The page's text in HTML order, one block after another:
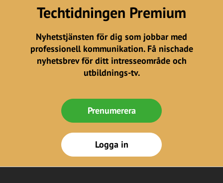
Techtidningen Premium
Nyhetstjänsten för dig som jobbar med
professionell kommunikation. Få nischade
nyhetsbrev för ditt intresseområde och
utbildnings-tv.
Prenumerera
Logga in